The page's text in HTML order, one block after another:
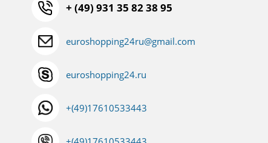
+ (49) 931 35 82 38 95
euroshopping24ru@gmail.com
euroshopping24.ru
+(49)17610533443